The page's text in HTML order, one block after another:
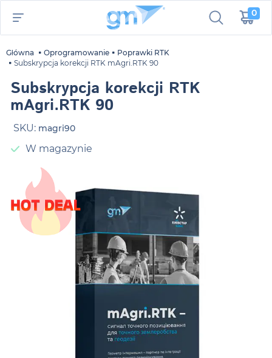
0
Główna Oprogramowanie
Poprawki RTK
Subskrypcja korekcji RTK mAgri.RTK 90
Subskrypcja korekcji RTK
mAgri.RTK 90
SKU: magri90
W magazynie